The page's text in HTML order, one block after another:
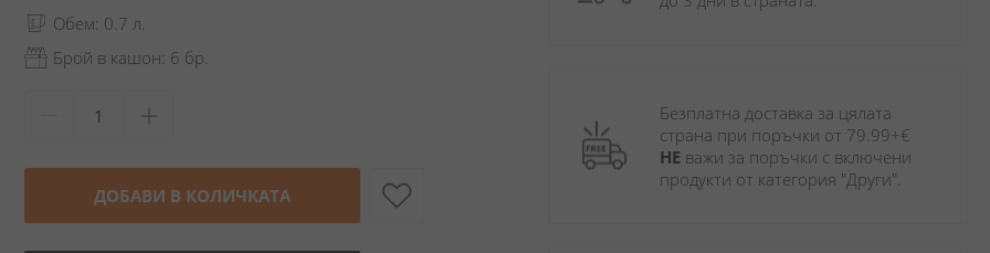
Обем: 0.7 л.
Брой в кашон: 6 бр.
ДОБАВИ В КОЛИЧКАТА
Безплатна доставка за цялата
НЕ важи за поръчки с включени
продукти от категория "Други".